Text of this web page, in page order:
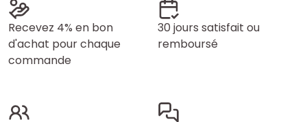
Recevez 4% en bon
d'achat pour chaque
commande
30 jours satisfait ou
remboursé